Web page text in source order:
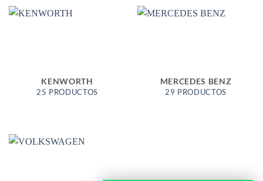
KENWORTH
25 PRODUCTOS
MERCEDES BENZ
29 PRODUCTOS